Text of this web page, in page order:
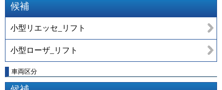
候補
小型リエッセ_リフト
小型ローザ_リフト
車両区分